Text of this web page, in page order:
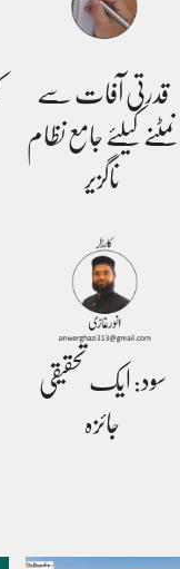
قدرتی آفات سے
نمٹنے کیلئے جامع نظام
ناگزیر
سود: ایک تحقیقی
جائزہ